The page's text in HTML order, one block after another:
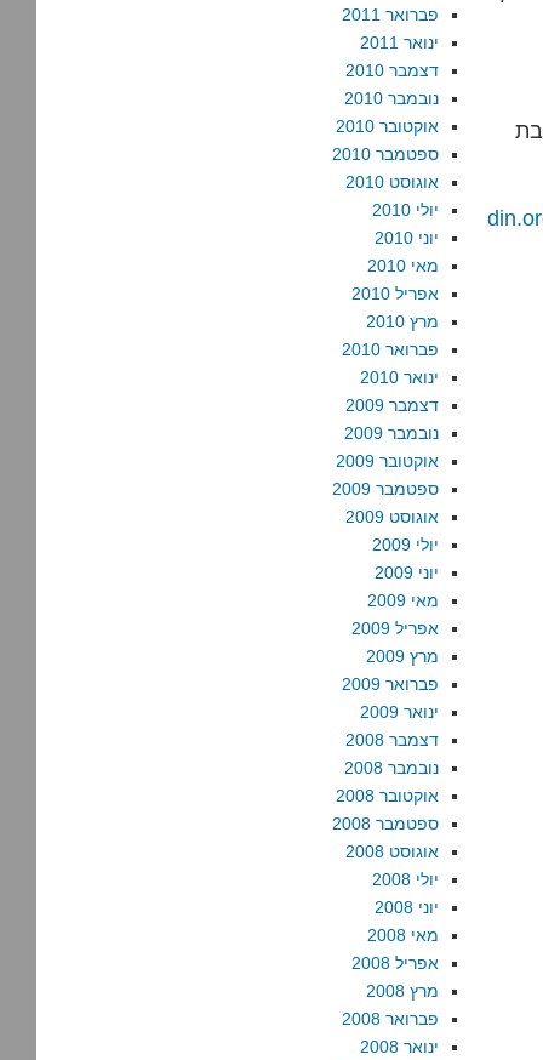
פברואר 2011
ינואר 2011
דצמבר 2010
נובמבר 2010
אוקטובר 2010
ספטמבר 2010
אוגוסט 2010
יולי 2010
יוני 2010
מאי 2010
אפריל 2010
מרץ 2010
פברואר 2010
ינואר 2010
דצמבר 2009
נובמבר 2009
אוקטובר 2009
ספטמבר 2009
אוגוסט 2009
יולי 2009
יוני 2009
מאי 2009
אפריל 2009
מרץ 2009
פברואר 2009
ינואר 2009
דצמבר 2008
נובמבר 2008
אוקטובר 2008
ספטמבר 2008
אוגוסט 2008
יולי 2008
יוני 2008
מאי 2008
אפריל 2008
מרץ 2008
פברואר 2008
ינואר 2008